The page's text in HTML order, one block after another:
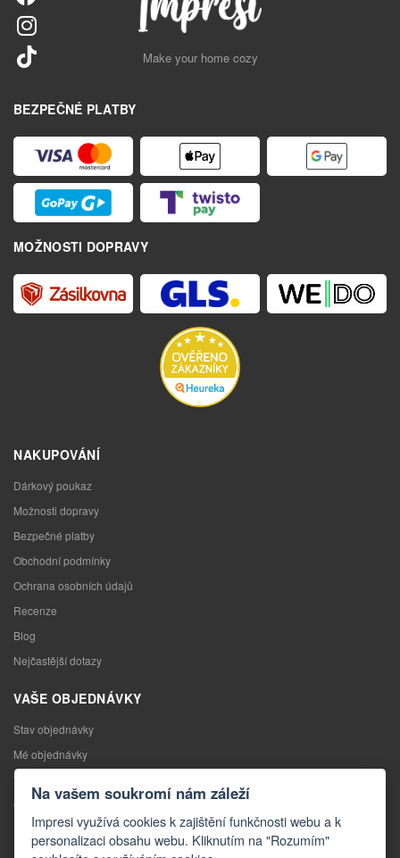
Make your home cozy
BEZPEČNÉ PLATBY
MOŽNOSTI DOPRAVY
NAKUPOVÁNÍ
Dárkový poukaz
Možnosti dopravy
Bezpečné platby
Obchodní podmínky
Ochrana osobních údajů
Recenze
Blog
Nejčastější dotazy
VAŠE OBJEDNÁVKY
Stav objednávky
Mé objednávky
Výměna zboží
Odstoupení od kupní smlouvy
Reklamace
Na vašem soukromí nám záleží
Impresi využívá cookies k zajištění funkčnosti webu a k
personalizaci obsahu webu. Kliknutím na "Rozumím"